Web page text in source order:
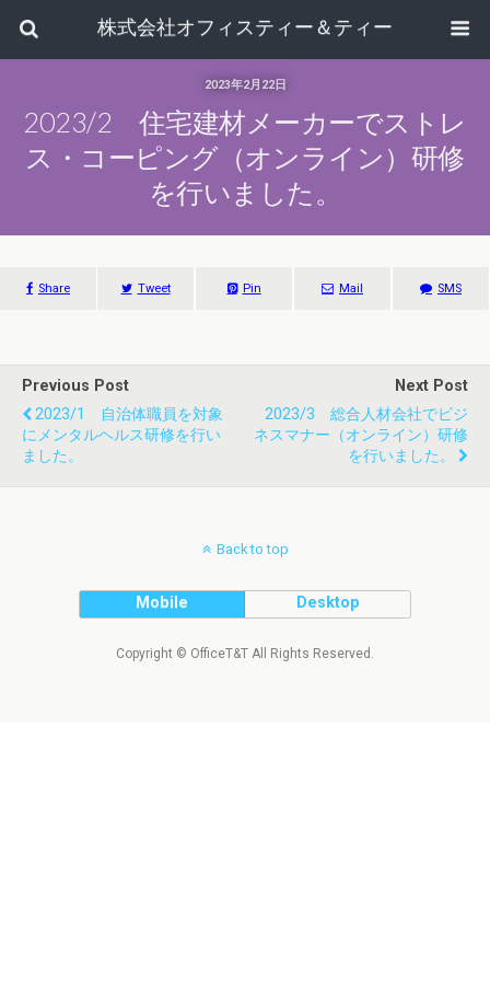
株式会社オフィスティー＆ティー
2023年2月22日
2023/2 住宅建材メーカーでストレ
ス・コーピング（オンライン）研修
を行いました。
Share Tweet Pin Mail SMS
Previous Post
2023/1 自治体職員を対象
にメンタルヘルス研修を行い
ました。
Next Post
2023/3 総合人材会社でビジ
ネスマナー（オンライン）研修
を行いました。
Back to top
Mobile Desktop
Copyright © OfficeT&T All Rights Reserved.